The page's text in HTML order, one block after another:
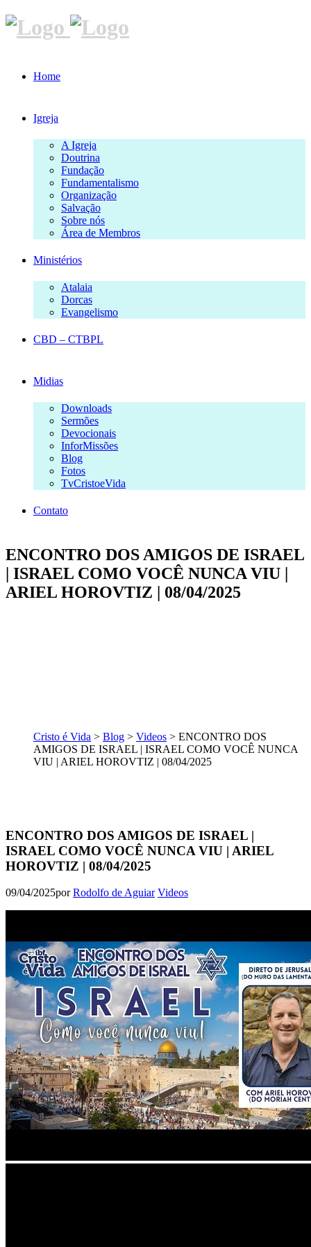
Home
Igreja
A Igreja
Doutrina
Fundação
Fundamentalismo
Organização
Salvação
Sobre nós
Área de Membros
Ministérios
Atalaia
Dorcas
Evangelismo
CBD – CTBPL
Midias
Downloads
Sermões
Devocionais
InforMissões
Blog
Fotos
TvCristoeVida
Contato
ENCONTRO DOS AMIGOS DE ISRAEL
| ISRAEL COMO VOCÊ NUNCA VIU |
ARIEL HOROVTIZ | 08/04/2025
Cristo é Vida > Blog > Videos > ENCONTRO DOS
AMIGOS DE ISRAEL | ISRAEL COMO VOCÊ NUNCA
VIU | ARIEL HOROVTIZ | 08/04/2025
ENCONTRO DOS AMIGOS DE ISRAEL |
ISRAEL COMO VOCÊ NUNCA VIU | ARIEL
HOROVTIZ | 08/04/2025
09/04/2025porRodolfo de Aguiar Videos